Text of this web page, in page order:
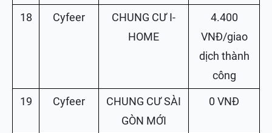
18 Cyfeer
CHUNG CƯ I-
HOME
4.400
VNĐ/giao
dịch thành
công
19 Cyfeer
CHUNG CƯ SÀI
GÒN MỚI
0 VNĐ